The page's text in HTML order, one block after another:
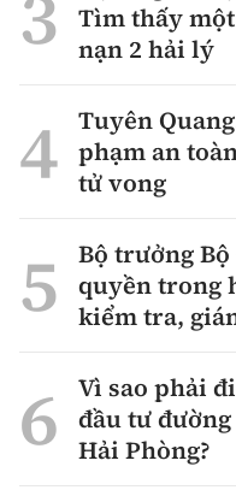
Tìm thấy
nạn 2 hải lý
Tuyên
phạm an
tử vong
Bộ trưởng
quyền trong
kiểm tra,
Vì sao phải
đầu tư đường
Hải Phòng?